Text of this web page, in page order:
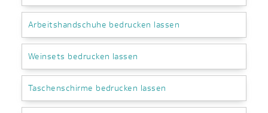
Arbeitshandschuhe bedrucken lassen
Weinsets bedrucken lassen
Taschenschirme bedrucken lassen